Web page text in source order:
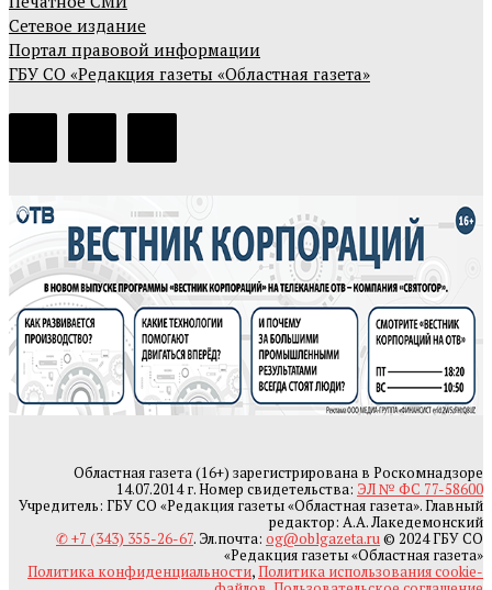
Сетевое издание
Портал правовой информации
ГБУ СО «Редакция газеты «Областная газета»
Областная газета (16+) зарегистрирована в Роскомнадзоре
14.07.2014 г. Номер свидетельства: ЭЛ № ФС 77-58600
Учредитель: ГБУ СО «Редакция газеты «Областная газета». Главный
редактор: А.А. Лакедемонский
✆ +7 (343) 355-26-67. Эл.почта: og@oblgazeta.ru © 2024 ГБУ СО
«Редакция газеты «Областная газета»
Политика конфиденциальности,Политика использования cookie-